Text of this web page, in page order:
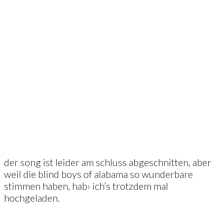
der song ist leider am schluss abgeschnitten, aber
weil die blind boys of alabama so wunderbare
stimmen haben, hab› ich’s trotzdem mal
hochgeladen.